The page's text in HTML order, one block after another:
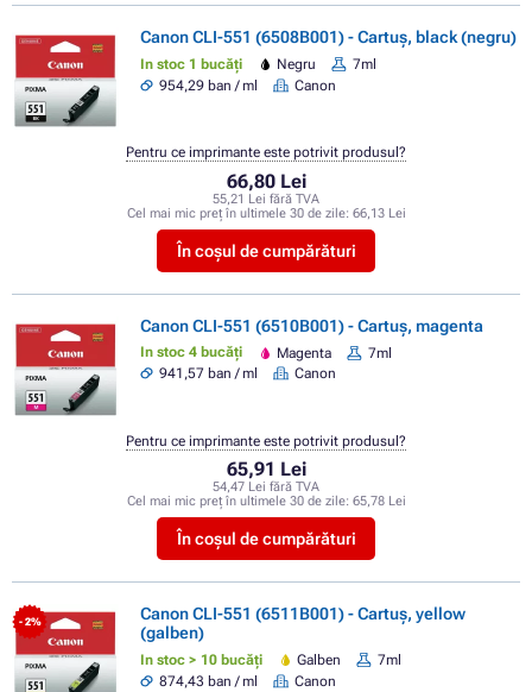
Canon CLI-551 (6508B001) - Cartuș, black (negru)
In stoc 1 bucăți Negru
7ml
954,29 ban / ml
Canon
66,80 Lei
55,21 Lei fără TVA
Cel mai mic preț în ultimele 30 de zile: 66,13 Lei
În coșul de cumpărături
Pentru ce imprimante este potrivit produsul?
Canon CLI-551 (6510B001) - Cartuș, magenta
In stoc 4 bucăți Magenta
7ml
941,57 ban / ml
Canon
65,91 Lei
54,47 Lei fără TVA
Cel mai mic preț în ultimele 30 de zile: 65,78 Lei
În coșul de cumpărături
Pentru ce imprimante este potrivit produsul?
- 2%
Canon CLI-551 (6511B001) - Cartuș, yellow
(galben)
In stoc > 10 bucăți Galben
7ml
874,43 ban / ml
Canon